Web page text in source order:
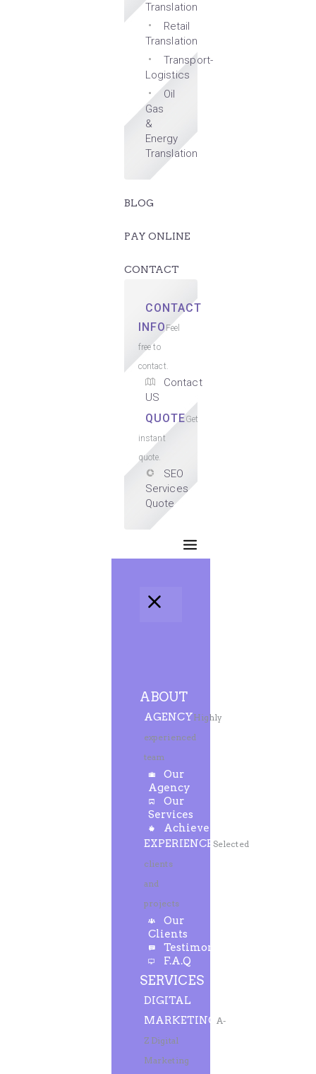
Translation
Retail
Translation
Transport-
Logistics
Oil
Gas
&
Energy
Translation
BLOG
PAY ONLINE
CONTACT
CONTACT
INFOFeel
free to
contact.
Contact
US
QUOTEGet
instant
quote.
SEO
Services
Quote
ABOUT
AGENCYHighly
experienced
team
Our
Agency
Our
Services
Achievements
EXPERIENCE Selected
clients
and
projects
Our
Clients
Testimonials
F.A.Q
SERVICES
DIGITAL
MARKETING A-
Z Digital
Marketing